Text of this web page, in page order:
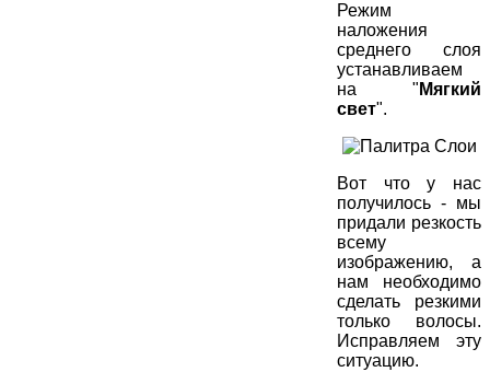
Режим
наложения
среднего слоя
устанавливаем
на " Мягкий
свет".
Вот что у нас
получилось - мы
придали резкость
всему
изображению, а
нам необходимо
сделать резкими
только волосы.
Исправляем эту
ситуацию.